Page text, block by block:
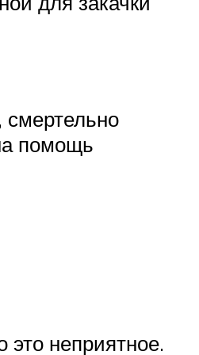
смертельно
помощь
это неприятное.